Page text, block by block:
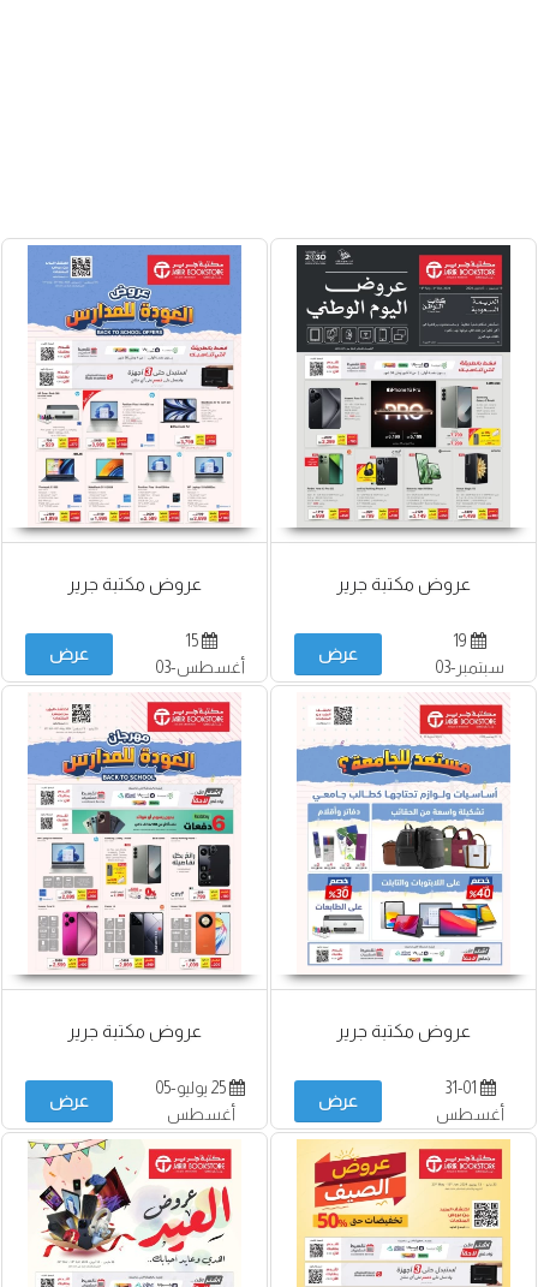
عروض مكتبة جرير
19
سبتمبر-03
أكتوبر
عرض
عروض مكتبة جرير
15
أغسطس-03
سبتمبر
عرض
عروض مكتبة جرير
31-01
أغسطس
عرض
عروض مكتبة جرير
25 يوليو-05
أغسطس
عرض